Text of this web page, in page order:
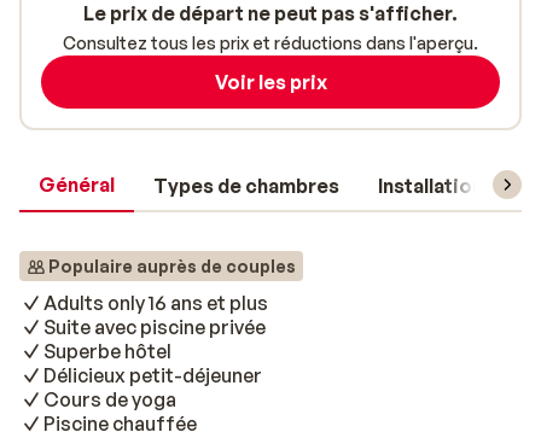
Général Types de chambres Installations
Populaire auprès de couples
Adults only 16 ans et plus
Suite avec piscine privée
Superbe hôtel
Délicieux petit-déjeuner
Cours de yoga
Piscine chauffée
Le prix de départ ne peut pas s'afficher.
Consultez tous les prix et réductions dans l'aperçu.
Voir les prix